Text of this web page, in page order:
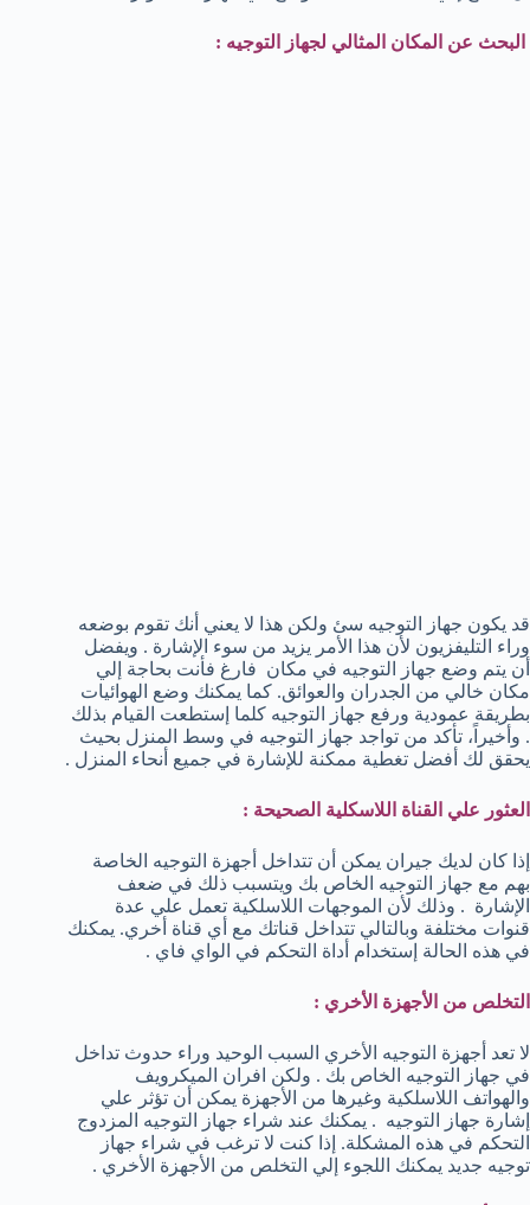
البحث عن المكان المثالي لجهاز التوجيه :
قد يكون جهاز التوجيه سئ ولكن هذا لا يعني أنك تقوم بوضعه
وراء التليفزيون لأن هذا الأمر يزيد من سوء الإشارة . ويفضل
أن يتم وضع جهاز التوجيه في مكان فارغ فأنت بحاجة إلي
مكان خالي من الجدران والعوائق. كما يمكنك وضع الهوائيات
بطريقة عمودية ورفع جهاز التوجيه كلما إستطعت القيام بذلك
. وأخيراً، تأكد من تواجد جهاز التوجيه في وسط المنزل بحيث
يحقق لك أفضل تغطية ممكنة للإشارة في جميع أنحاء المنزل .
العثور علي القناة اللاسكلية الصحيحة :
إذا كان لديك جيران يمكن أن تتداخل أجهزة التوجيه الخاصة
بهم مع جهاز التوجيه الخاص بك ويتسبب ذلك في ضعف
الإشارة . وذلك لأن الموجهات اللاسلكية تعمل علي عدة
قنوات مختلفة وبالتالي تتداخل قناتك مع أي قناة أخري. يمكنك
في هذه الحالة إستخدام أداة التحكم في الواي فاي .
التخلص من الأجهزة الأخري :
لا تعد أجهزة التوجيه الأخري السبب الوحيد وراء حدوث تداخل
في جهاز التوجيه الخاص بك . ولكن افران الميكرويف
والهواتف اللاسلكية وغيرها من الأجهزة يمكن أن تؤثر علي
إشارة جهاز التوجيه . يمكنك عند شراء جهاز التوجيه المزدوج
التحكم في هذه المشكلة. إذا كنت لا ترغب في شراء جهاز
توجيه جديد يمكنك اللجوء إلي التخلص من الأجهزة الأخري .